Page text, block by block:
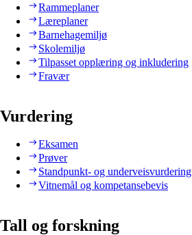
Rammeplaner
Læreplaner
Barnehagemiljø
Skolemiljø
Tilpasset opplæring og inkludering
Fravær
Vurdering
Eksamen
Prøver
Standpunkt- og underveisvurdering
Vitnemål og kompetansebevis
Tall og forskning